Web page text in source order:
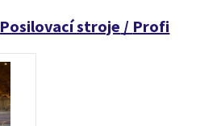
Posilovací stroje / Profi